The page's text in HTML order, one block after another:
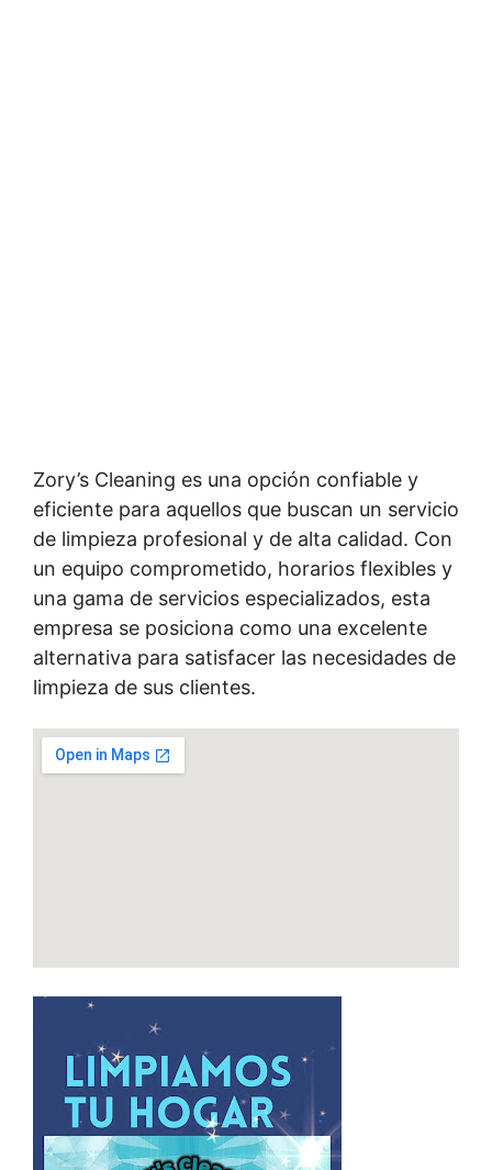
Zory’s Cleaning es una opción confiable y
eficiente para aquellos que buscan un servicio
de limpieza profesional y de alta calidad. Con
un equipo comprometido, horarios flexibles y
una gama de servicios especializados, esta
empresa se posiciona como una excelente
alternativa para satisfacer las necesidades de
limpieza de sus clientes.